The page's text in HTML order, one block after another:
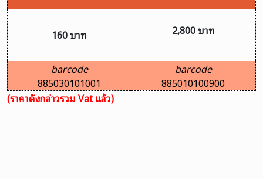
160 บาท 2,800 บาท
barcode
885030101001
barcode
885010100900
(ราคาดังกล่าวรวม Vat แล้ว)